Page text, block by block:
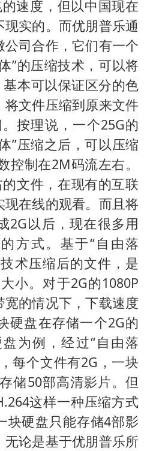
速度，但以中国现在
实的。而优朋普乐通
司合作，它们有一个
”的压缩技术，可以将
本可以保证区分的色
将文件压缩到原来文件
按理说，一个25G的
”压缩之后，可以压缩
控制在2M码流左右。
文件，在现有的互联
现在线的观看。而且将
2G以后，现在很多用
方式。基于“自由落
术压缩后的文件，是
小。对于2G的1080P
的情况下，下载速度
硬盘在存储一个2G的
为例，经过“自由落
每个文件有2G，一块
储50部高清影片。但
这样一种压缩方式
块硬盘只能存储4部影
无论是基于优朋普乐所